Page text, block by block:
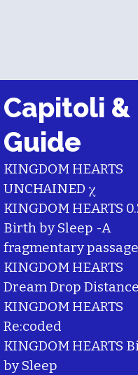
Capitoli &
Guide
KINGDOM HEARTS
UNCHAINED χ
KINGDOM HEARTS
Birth by Sleep -A
fragmentary
KINGDOM HEARTS
Dream Drop
KINGDOM HEARTS
Re:coded
KINGDOM HEARTS
by Sleep